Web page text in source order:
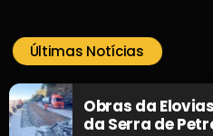
Últimas Notícias
Obras da
da Serra de